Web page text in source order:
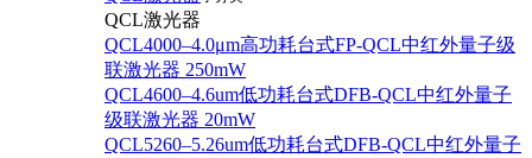
QCL激光器
QCL4000–4.0μm高功耗台式FP-QCL中红外量子级
联激光器 250mW
QCL4600–4.6um低功耗台式DFB-QCL中红外量子
级联激光器 20mW
QCL5260–5.26um低功耗台式DFB-QCL中红外量子